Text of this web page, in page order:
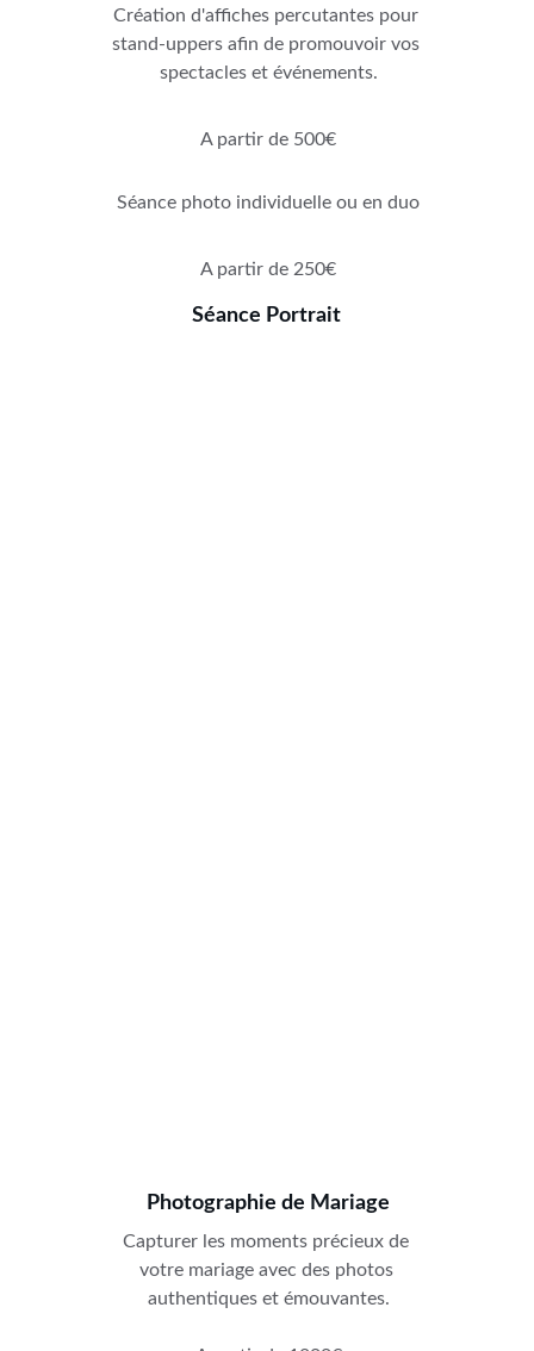
Photographie de Mariage
Capturer les moments précieux de
votre mariage avec des photos
authentiques et émouvantes.
Création d'affiches percutantes pour
stand-uppers afin de promouvoir vos
spectacles et événements.
A partir de 500€
Séance Portrait
Séance photo individuelle ou en duo
A partir de 250€